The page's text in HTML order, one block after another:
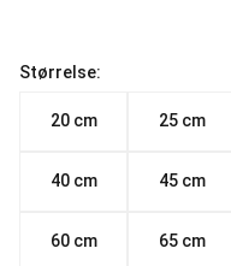
Størrelse:
20 cm 25 cm
40 cm 45 cm
60 cm 65 cm